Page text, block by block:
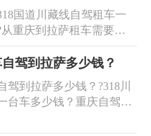
的费用也会因车型而异。
常见的川藏线租车自驾重
实际价格可能会受到多种
，如淡旺季、租车的品牌
等，此外，还需要考虑路
因素，这些因素都会影响
国道川藏线自驾租车一
重庆到拉萨租车需要多
庆租车自驾去拉萨的费用
著名的旅游线路之一，但
险的路段，因此租一辆性
驾到拉萨多少钱？
驾到拉萨多少钱？?318川
台车多少钱？重庆自驾拉